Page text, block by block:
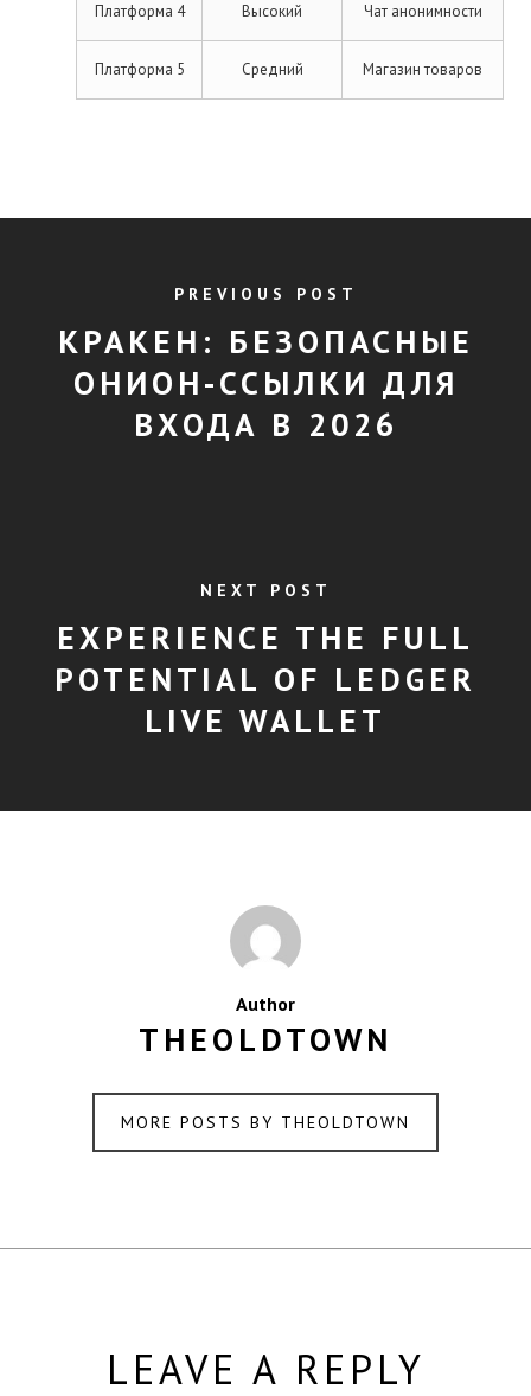
Платформа 4 Высокий Чат анонимности
Платформа 5 Средний Магазин товаров
PREVIOUS POST
КРАКЕН: БЕЗОПАСНЫЕ
ОНИОН-ССЫЛКИ ДЛЯ
ВХОДА В 2026
NEXT POST
EXPERIENCE THE FULL
POTENTIAL OF LEDGER
LIVE WALLET
Author
THEOLDTOWN
MORE POSTS BY THEOLDTOWN
LEAVE A REPLY